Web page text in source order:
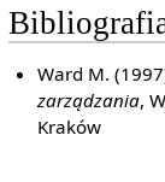
Ward M.
zarządzania,
Kraków